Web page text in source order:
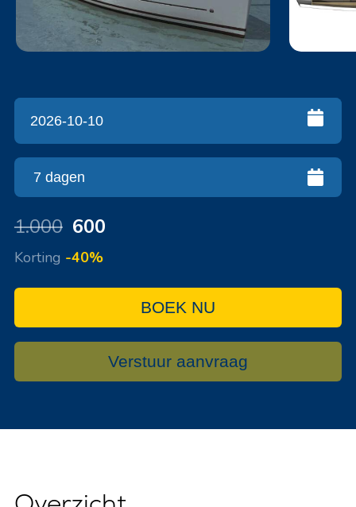
1.000 600
Korting -40%
BOEK NU
Verstuur aanvraag